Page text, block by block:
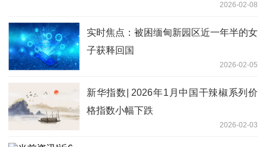
2026-02-08
实时焦点：被困缅甸新园区近一年半的女
子获释回国
2026-02-05
新华指数| 2026年1月中国干辣椒系列价
格指数小幅下跌
2026-02-03